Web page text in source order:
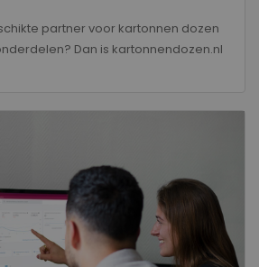
partner voor kartonnen dozen
Dan is kartonnendozen.nl